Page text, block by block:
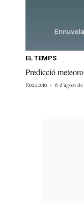
EL TEMPS
Predicció
Redacció - 6 d'agost